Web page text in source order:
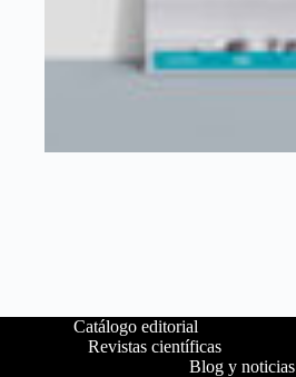
Catálogo editorial
Revistas científicas
Blog y noticias